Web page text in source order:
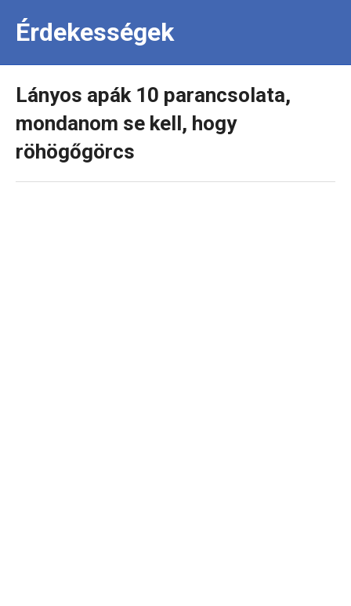
Érdekességek
Lányos apák 10 parancsolata,
mondanom se kell, hogy
röhögőgörcs